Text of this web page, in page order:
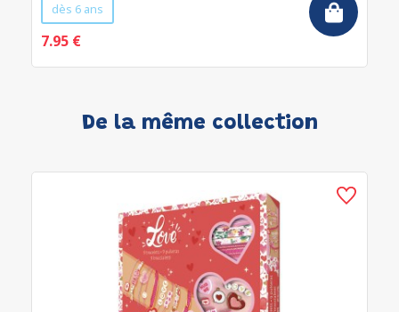
dès 6 ans
7.95 €
De la même collection